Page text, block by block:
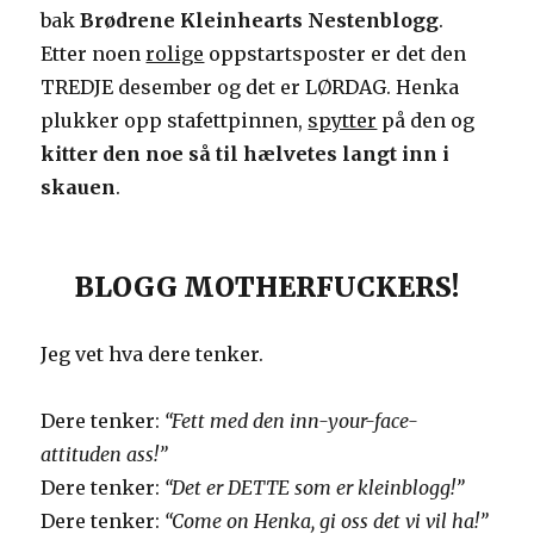
bakBrødrene Kleinhearts Nestenblogg.
Etter noenrolige oppstartsposter er det den
TREDJE desember og det er LØRDAG. Henka
plukker opp stafettpinnen, spytter på den og
kitter den noe så til hælvetes langt inn i
skauen.
BLOGG MOTHERFUCKERS!
Jeg vet hva dere tenker.
Dere tenker: “Fett med den inn-your-face-
attituden ass!”
Dere tenker: “Det er DETTE som er kleinblogg!”
Dere tenker: “Come on Henka, gi oss det vi vil ha!”